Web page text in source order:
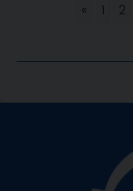
« 1 2